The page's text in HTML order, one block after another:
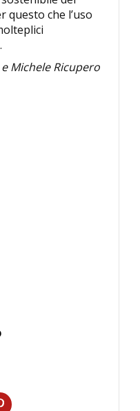
questo che l’uso
Michele Ricupero